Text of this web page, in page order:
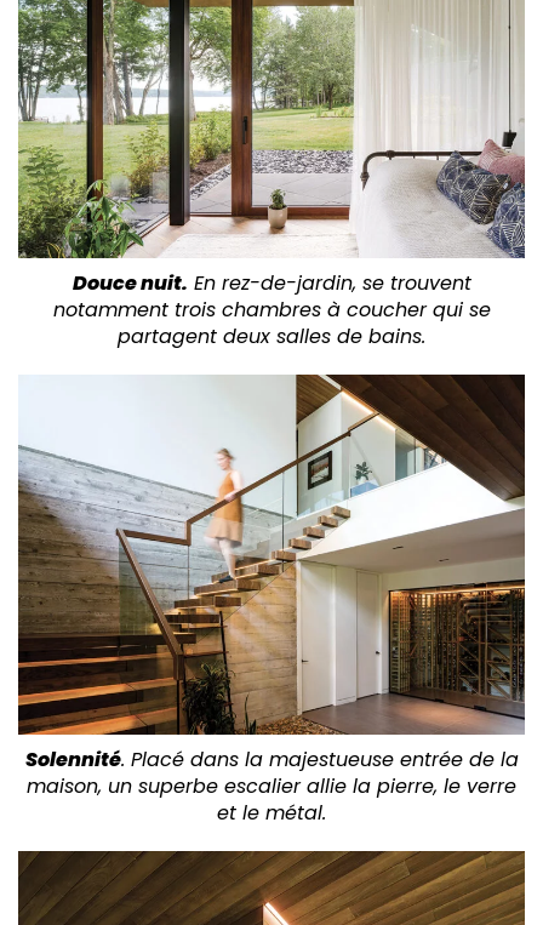
Douce nuit. En rez-de-jardin, se trouvent
notamment trois chambres à coucher qui se
partagent deux salles de bains.
Solennité. Placé dans la majestueuse entrée de la
maison, un superbe escalier allie la pierre, le verre
et le métal.